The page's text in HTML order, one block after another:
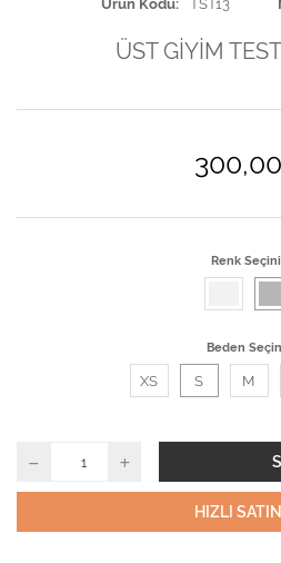
Ürün Kodu TST13
ÜST GİYİM
Renk
Beden
XS S M
HIZLI